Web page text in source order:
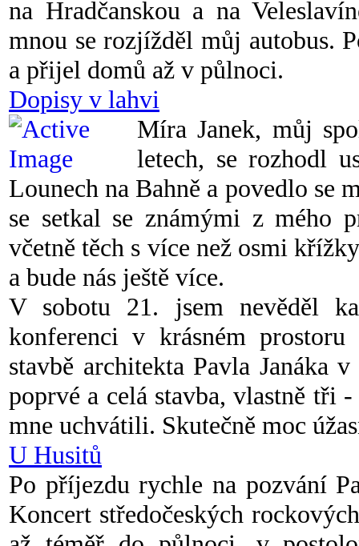
na Hradčanskou a na
mnou se rozjížděl můj autobus.
a přijel domů až v půlnoci.
Dopisy v lahvi
Míra Janek, můj
letech, se rozhodl
Lounech na Bahně a povedlo se
se setkal se známými z mého
včetně těch s více než osmi
a bude nás ještě více.
V sobotu 21. jsem nevěděl
konferenci v krásném
stavbě architekta Pavla Janáka
poprvé a celá stavba, vlastně tři
mne uchvátili. Skutečně moc
U Husitů
Po příjezdu rychle na pozvání
Koncert středočeských